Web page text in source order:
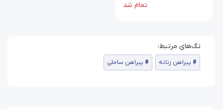
تمام شد
پیراهن زنانه پیراهن ساحلی